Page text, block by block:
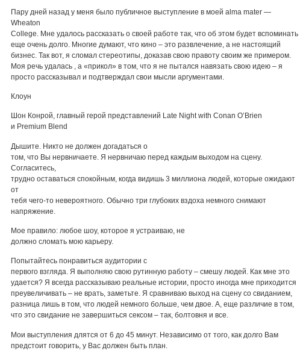
Пару дней назад у меня было публичное выступление в моей alma mater —
Wheaton
College. Мне удалось рассказать о своей работе так, что об этом будет вспоминать
еще очень долго. Многие думают, что кино – это развлечение, а не настоящий
бизнес. Так вот, я сломал стереотипы, доказав свою правоту своим же примером.
Моя речь удалась , а «прикол» в том, что я не пытался навязать свою идею – я
просто рассказывал и подтверждал свои мысли аргументами.
Клоун
Шон Конрой, главный герой представлений Late Night with Conan O’Brien
и Premium Blend
Дышите. Никто не должен догадаться о
том, что Вы нервничаете. Я нервничаю перед каждым выходом на сцену.
Согласитесь,
трудно оставаться спокойным, когда видишь 3 миллиона людей, которые ожидают
от
тебя чего-то невероятного. Обычно три глубоких вздоха немного снимают
напряжение.
Мое правило: любое шоу, которое я устраиваю, не
должно сломать мою карьеру.
Попытайтесь понравиться аудитории с
первого взгляда. Я выполняю свою рутинную работу – смешу людей. Как мне это
удается? Я всегда рассказываю реальные истории, просто иногда мне приходится
преувеличивать – не врать, заметьте. Я сравниваю выход на сцену со свиданием,
разница лишь в том, что людей немного больше, чем двое. А, еще различие в том,
что это свидание не завершиться сексом – так, болтовня и все.
Мои выступления длятся от 6 до 45 минут. Независимо от того, как долго Вам
предстоит говорить, у Вас должен быть план.